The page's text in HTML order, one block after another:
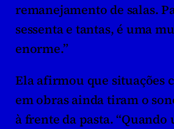
remanejamento de salas.
sessenta e tantas, é uma
enorme.”
Ela afirmou que situações
em obras ainda tiram o
à frente da pasta. “Quando